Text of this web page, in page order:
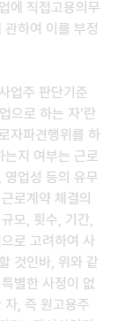
에 직접고용의무
하여 이를 부정
업주 판단기준
으로 하는 자'란
자파견행위를 하
지 여부는 근로
영업성 등의 유무
로계약 체결의
모, 횟수, 기간,
로 고려하여 사
것인바, 위와 같
별한 사정이 없
자, 즉 원고용주